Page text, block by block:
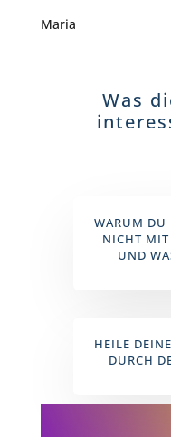
Maria
Was
WARUM DU
NICHT
UND
HEILE
DURCH